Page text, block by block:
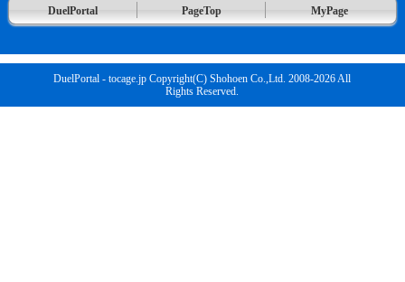
DuelPortal PageTop MyPage
DuelPortal - tocage.jp Copyright(C) Shohoen Co.,Ltd. 2008-2026 All
Rights Reserved.